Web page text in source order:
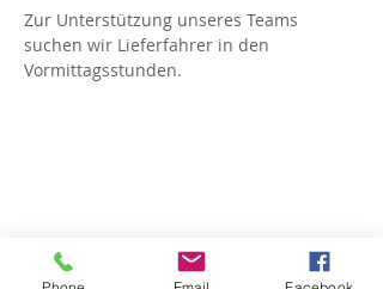
Zur Unterstützung unseres Teams
suchen wir Lieferfahrer in den
Vormittagsstunden.
Jetzt Bewerben